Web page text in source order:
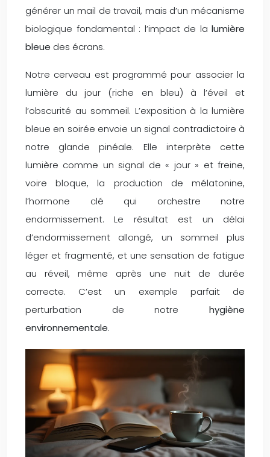
générer un mail de travail, mais d’un mécanisme
biologique fondamental : l’impact de la lumière
bleue des écrans.
Notre cerveau est programmé pour associer la
lumière du jour (riche en bleu) à l’éveil et
l’obscurité au sommeil. L’exposition à la lumière
bleue en soirée envoie un signal contradictoire à
notre glande pinéale. Elle interprète cette
lumière comme un signal de « jour » et freine,
voire bloque, la production de mélatonine,
l’hormone clé qui orchestre notre
endormissement. Le résultat est un délai
d’endormissement allongé, un sommeil plus
léger et fragmenté, et une sensation de fatigue
au réveil, même après une nuit de durée
correcte. C’est un exemple parfait de
perturbation de notre hygiène
environnementale.